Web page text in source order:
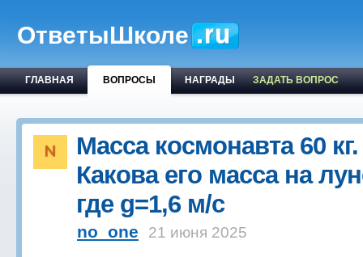
ОтветыШколе
ГЛАВНАЯ ВОПРОСЫ НАГРАДЫ ЗАДАТЬ ВОПРОС
Масса космонавта 60 кг.
Какова его масса на
где g=1,6 м/с
no_one 21 июня 2025